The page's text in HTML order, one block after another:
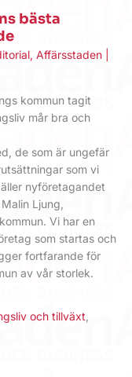
bästa
, Affärsstaden
kommun tagit
mår bra och
de som är ungefär
som vi
nyföretagandet
Ljung,
Vi har en
som startas och
fortfarande för
av vår storlek.
och tillväxt